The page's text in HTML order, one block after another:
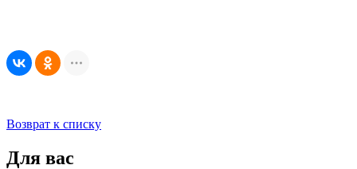
Возврат к списку
Для вас